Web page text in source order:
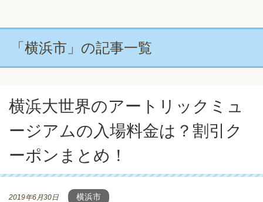
「横浜市」の記事一覧
横浜大世界のアートリックミュ
ージアムの入場料金は？割引ク
ーポンまとめ！
2019年6月30日 横浜市